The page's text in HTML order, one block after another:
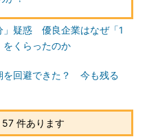
」疑惑 優良企業はなぜ「1
をくらったのか
を回避できた？ 今も残る
件あります